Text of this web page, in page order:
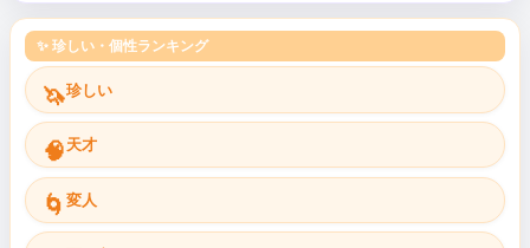
✨ 珍しい・個性ランキング
🦄珍しい
🧠 天才
🌀 変人